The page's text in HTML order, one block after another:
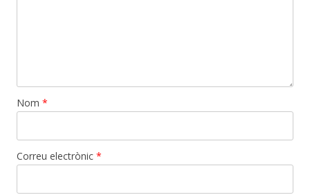
Nom *
Correu electrònic *